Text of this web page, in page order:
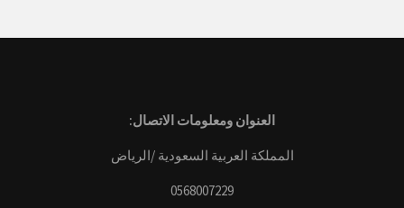
العنوان ومعلومات الاتصال:
المملكة العربية السعودية /الرياض
0568007229